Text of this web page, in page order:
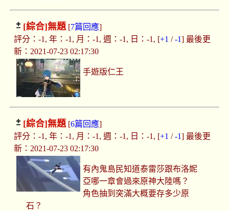
[綜合]無題[7篇回應]
評分：-1, 年：-1, 月：-1, 週：-1, 日：-1, [+1 /-1] 最後更
新：2021-07-23 02:17:30
手遊版仁王
[綜合]無題[6篇回應]
評分：-1, 年：-1, 月：-1, 週：-1, 日：-1, [+1 /-1] 最後更
新：2021-07-23 02:17:30
有內鬼島民知道泰雷莎跟布洛妮
亞哪一章會過來原神大陸嗎？
角色抽到突滿大概要存多少原
石？